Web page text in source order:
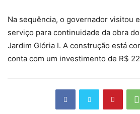
Na sequência, o governador visitou
serviço para continuidade da obra
Jardim Glória I. A construção está
conta com um investimento de R$